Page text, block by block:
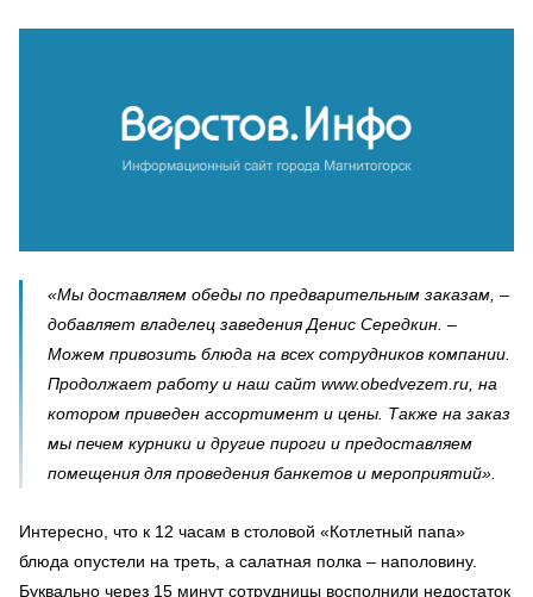
«Мы доставляем обеды по предварительным заказам, –
добавляет владелец заведения Денис Середкин. –
Можем привозить блюда на всех сотрудников компании.
Продолжает работу и наш сайт www.obedvezem.ru, на
котором приведен ассортимент и цены. Также на заказ
мы печем курники и другие пироги и предоставляем
помещения для проведения банкетов и мероприятий».
Интересно, что к 12 часам в столовой «Котлетный папа»
блюда опустели на треть, а салатная полка – наполовину.
Буквально через 15 минут сотрудницы восполнили недостаток